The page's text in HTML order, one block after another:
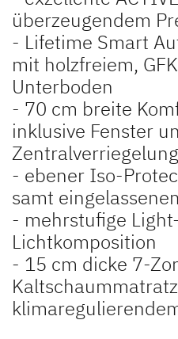
überzeugendem
- Lifetime Smart
mit holzfreiem,
Unterboden
- 70 cm breite
inklusive Fenster
Zentralverriegelung
- ebener Iso-
samt
- mehrstufige
Lichtkomposition
- 15 cm dicke 7-